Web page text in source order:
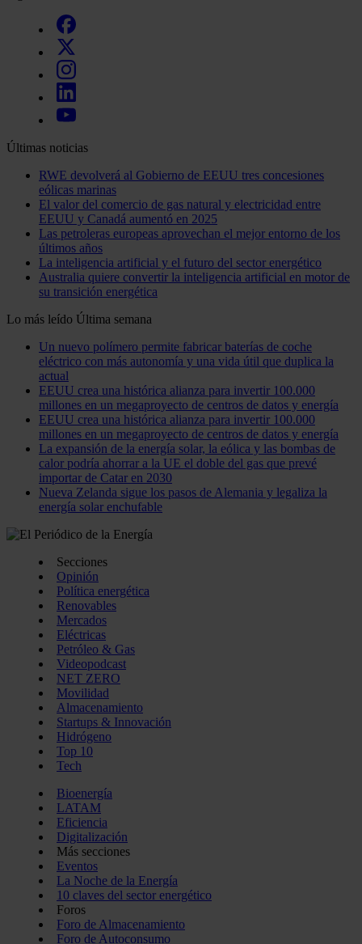
Últimas noticias
RWE devolverá al Gobierno de EEUU tres concesiones
eólicas marinas
El valor del comercio de gas natural y electricidad entre
EEUU y Canadá aumentó en 2025
Las petroleras europeas aprovechan el mejor entorno de los
últimos años
La inteligencia artificial y el futuro del sector energético
Australia quiere convertir la inteligencia artificial en motor de
su transición energética
Lo más leído Última semana
Un nuevo polímero permite fabricar baterías de coche
eléctrico con más autonomía y una vida útil que duplica la
actual
EEUU crea una histórica alianza para invertir 100.000
millones en un megaproyecto de centros de datos y energía
EEUU crea una histórica alianza para invertir 100.000
millones en un megaproyecto de centros de datos y energía
La expansión de la energía solar, la eólica y las bombas de
calor podría ahorrar a la UE el doble del gas que prevé
importar de Catar en 2030
Nueva Zelanda sigue los pasos de Alemania y legaliza la
energía solar enchufable
Secciones
Opinión
Política energética
Renovables
Mercados
Eléctricas
Petróleo & Gas
Videopodcast
NET ZERO
Movilidad
Almacenamiento
Startups & Innovación
Hidrógeno
Top 10
Tech
Bioenergía
LATAM
Eficiencia
Digitalización
Más secciones
Eventos
La Noche de la Energía
10 claves del sector energético
Foros
Foro de Almacenamiento
Foro de Autoconsumo